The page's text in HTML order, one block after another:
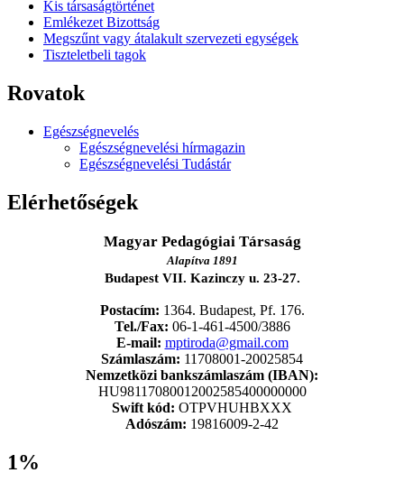
Kis társaságtörténet
Emlékezet Bizottság
Megszűnt vagy átalakult szervezeti egységek
Tiszteletbeli tagok
Rovatok
Egészségnevelés
Egészségnevelési hírmagazin
Egészségnevelési Tudástár
Elérhetőségek
Magyar Pedagógiai Társaság
Alapítva 1891
Budapest VII. Kazinczy u. 23-27.
Postacím: 1364. Budapest, Pf. 176.
Tel./Fax: 06-1-461-4500/3886
E-mail: mptiroda@gmail.com
Számlaszám: 11708001-20025854
Nemzetközi bankszámlaszám (IBAN):
HU98117080012002585400000000
Swift kód: OTPVHUHBXXX
Adószám: 19816009-2-42
1%